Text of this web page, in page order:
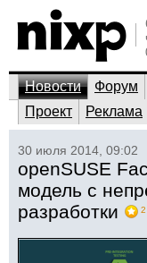
Новости Форум
Проект
Реклама
30 июля 2014, 09:02
openSUSE
модель с
разработки
2